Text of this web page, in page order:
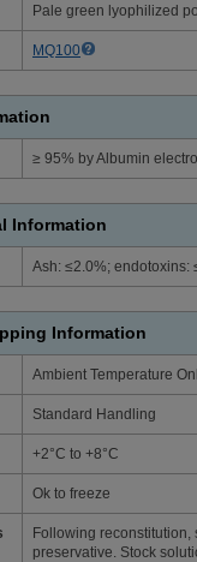
Pale green lyophilized
MQ100
≥ 95% by Albumin
Information
Ash: ≤2.0%; endotoxins:
Information
Ambient Temperature
Standard Handling
+2°C to +8°C
Ok to freeze
Following reconstitution,
preservative. Stock